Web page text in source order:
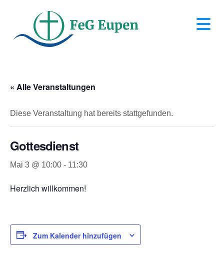
« Alle Veranstaltungen
Diese Veranstaltung hat bereits stattgefunden.
Gottesdienst
Mai 3 @ 10:00 - 11:30
Herzlich willkommen!
Zum Kalender hinzufügen